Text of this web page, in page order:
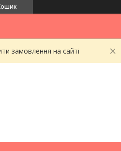
замовлення на сайті